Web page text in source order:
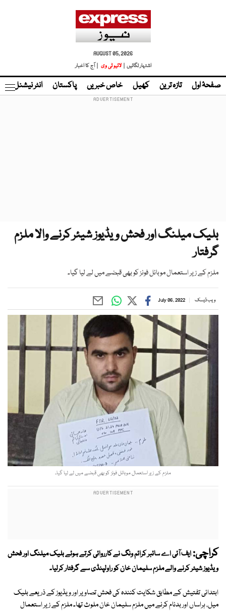
AUGUST 05, 2026
اشتہار لگائیں |
لائیو ٹی وی | آج کا اخبار
صفحۂ اول تازہ ترین کھیل خاص خبریں پاکستان انٹر نیشنل
بلیک میلنگ اور فحش ویڈیوز شیئر کرنے والا ملزم
گرفتار
ملزم کے زیر استعمال موبائل فونز کو بھی قبضے میں لے لیا گیا۔
ویب ڈیسک July 06, 2022
ملزم کے زیر استعمال موبائل فونز کو بھی قبضے میں لے لیا گیا۔
کراچی:ایف آئی اے سائبر کرائم ونگ نے کارروائی کرتے ہوئے بلیک میلنگ اور فحش
ویڈیوز شیئر کرنے والے ملزم سلیمان خان کو راولپنڈی سے گرفتار کرلیا۔
ابتدائی تفتیش کے مطابق شکایت کنندہ کی فحش تصاویر اور ویڈیوز کے ذریعے بلیک
میل، ہراساں اور بدنام کرنے میں ملزم سلیمان خان ملوث تھا۔ ملزم کے زیر استعمال